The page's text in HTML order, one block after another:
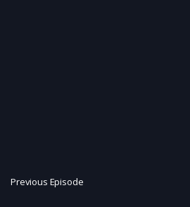
Previous Episode